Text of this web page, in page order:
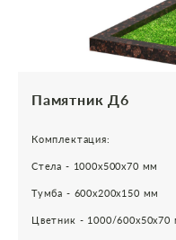
Памятник Д6
Комплектация:
Стела - 1000х500х70 мм
Тумба - 600х200х150 мм
Цветник - 1000/600х50х70